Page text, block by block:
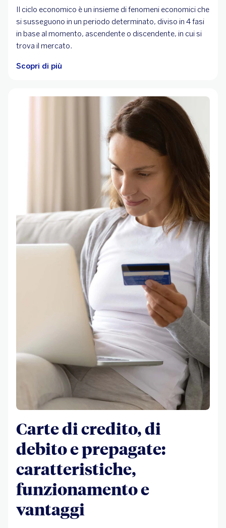
Il ciclo economico è un insieme di fenomeni economici che
si susseguono in un periodo determinato, diviso in 4 fasi
in base al momento, ascendente o discendente, in cui si
trova il mercato.
Scopri di più
Carte di credito, di
debito e prepagate:
caratteristiche,
funzionamento e
vantaggi